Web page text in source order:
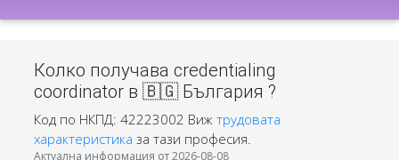
Колко получава credentialing
coordinator в 🇧🇬 България ?
Код по НКПД: 42223002 Виж трудовата
характеристика за тази професия.
Актуална информация от 2026-08-08